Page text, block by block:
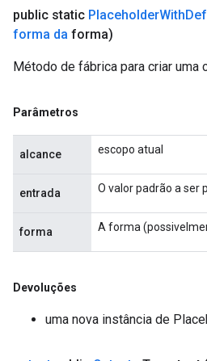
public static PlaceholderWith
forma da forma)
Método de fábrica para criar uma
Parâmetros
alcance escopo atual
entrada O valor padrão a ser
forma A forma
Devoluções
uma nova instância de